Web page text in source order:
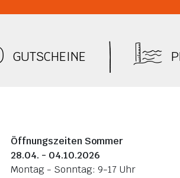
GUTSCHEINE
Öffnungszeiten Sommer
28.04. - 04.10.2026
Montag - Sonntag: 9-17 Uhr